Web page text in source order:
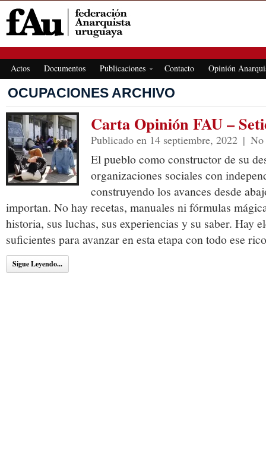
Actos Documentos Publicaciones Contacto Opinión
OCUPACIONES ARCHIVO
Carta Opinión FAU –
Publicado en 14 septiembre, 2022 | No
El pueblo como constructor de su
organizaciones sociales con
construyendo los avances desde
importan. No hay recetas, manuales ni fórmulas
historia, sus luchas, sus experiencias y su saber. Hay
suficientes para avanzar en esta etapa con todo ese
Sigue Leyendo...